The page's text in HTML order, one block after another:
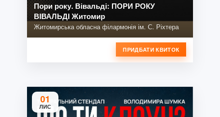
Пори року. Вівальді: ПОРИ РОКУ
ВІВАЛЬДІ Житомир
Житомирська обласна філармонія ім. С. Ріхтера
ПРИДБАТИ КВИТОК
01
ЛИС